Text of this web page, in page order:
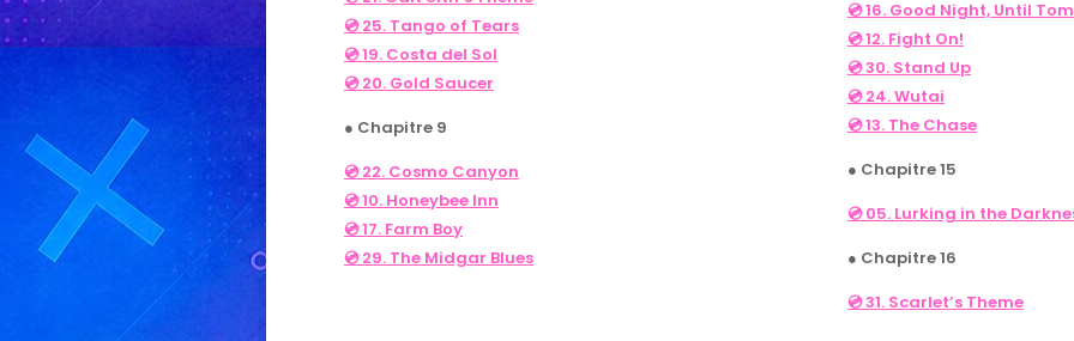
💿 25. Tango of Tears
💿 19. Costa del Sol
💿 20. Gold Saucer
● Chapitre 9
💿 22. Cosmo Canyon
💿 10. Honeybee Inn
💿 17. Farm Boy
💿 29. The Midgar Blues
💿 16. Good Night, Until
💿 12. Fight On!
💿 30. Stand Up
💿 24. Wutai
💿 13. The Chase
● Chapitre 15
💿 05. Lurking in the
● Chapitre 16
💿 31. Scarlet’s Theme